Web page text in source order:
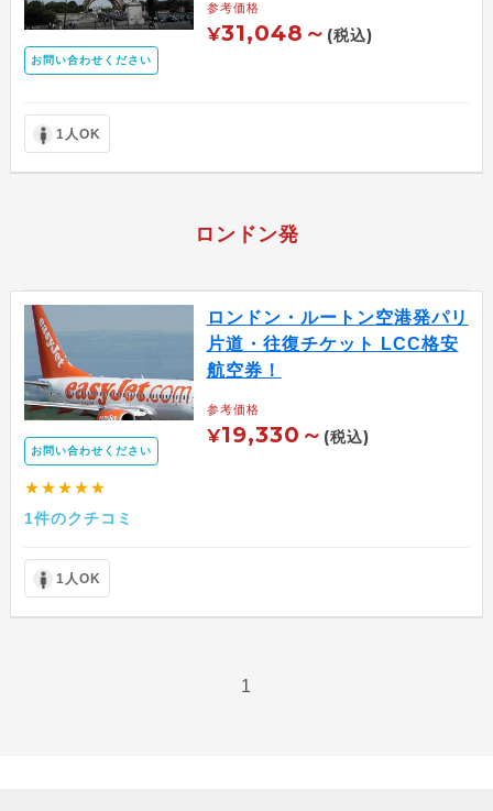
お問い合わせください
参考価格
¥31,048～ (税込)
1人OK
ロンドン発
お問い合わせください
★★★★★
1件のクチコミ
ロンドン・ルートン空港発パリ
片道・往復チケット LCC格安
航空券！
参考価格
¥19,330～ (税込)
1人OK
1